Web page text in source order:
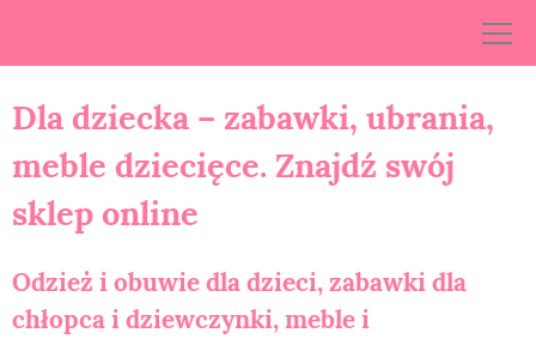
Dla dziecka – zabawki, ubrania,
meble dziecięce. Znajdź swój
sklep online
Odzież i obuwie dla dzieci, zabawki dla
chłopca i dziewczynki, meble i